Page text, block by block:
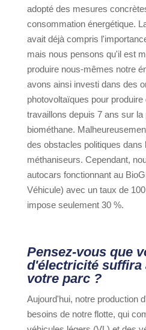
adopté des mesures
consommation énergétique.
avait déjà compris
mais nous pensons qu'il est
produire nous-mêmes notre
avons ainsi investi dans des
photovoltaïques pour
travaillons depuis 7 ans sur la
biométhane.
des obstacles politiques dans
méthaniseurs. Cependant,
autocars fonctionnant au
Véhicule) avec un taux de
impose seulement 30 %.
Pensez-vous que
d'électricité suffira
votre parc ?
Aujourd'hui, notre production
besoins de notre flotte, qui